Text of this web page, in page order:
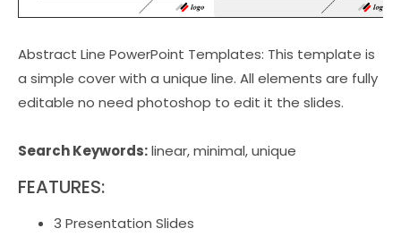
Abstract Line PowerPoint Templates: This template is
a simple cover with a unique line. All elements are fully
editable no need photoshop to edit it the slides.
Search Keywords:linear, minimal, unique
FEATURES:
3 Presentation Slides